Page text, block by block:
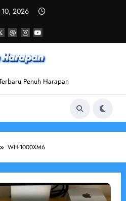
10, 2026
Penuh Harapan
WH-1000XM6